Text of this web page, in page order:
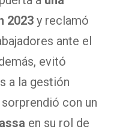
2023 y reclamó
ante el
evitó
a la gestión
sorprendió con un
en su rol de